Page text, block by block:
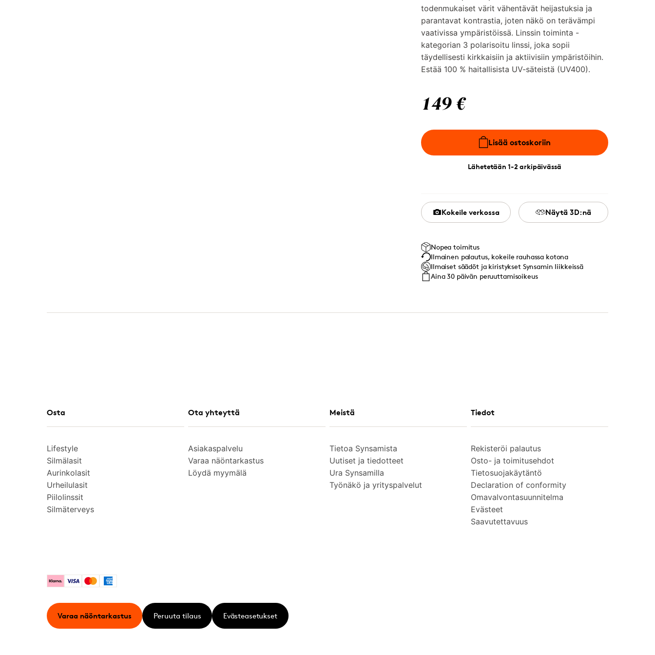
todenmukaiset värit vähentävät heijastuksia ja
parantavat kontrastia, joten näkö on terävämpi
vaativissa ympäristöissä. Linssin toiminta -
kategorian 3 polarisoitu linssi, joka sopii
täydellisesti kirkkaisiin ja aktiivisiin ympäristöihin.
Estää 100 % haitallisista UV-säteistä (UV400).
149 €
Lisää ostoskoriin
Lähetetään 1-2 arkipäivässä
Kokeile verkossa Näytä 3D:nä
Nopea toimitus
Ilmainen palautus, kokeile rauhassa kotona
Ilmaiset säädöt ja kiristykset Synsamin liikkeissä
Aina 30 päivän peruuttamisoikeus
Osta
Lifestyle
Silmälasit
Aurinkolasit
Urheilulasit
Piilolinssit
Silmäterveys
Ota yhteyttä
Asiakaspalvelu
Varaa näöntarkastus
Löydä myymälä
Meistä
Tietoa Synsamista
Uutiset ja tiedotteet
Ura Synsamilla
Työnäkö ja yrityspalvelut
Tiedot
Rekisteröi palautus
Osto- ja toimitusehdot
Tietosuojakäytäntö
Declaration of conformity
Omavalvontasuunnitelma
Evästeet
Saavutettavuus
KlarnaVisa MastercardAmerican Express
Varaa näöntarkastus Peruuta tilaus Evästeasetukset